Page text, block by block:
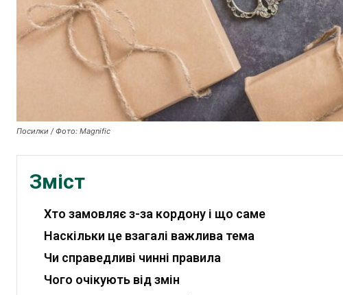
Посилки / Фото: Magnific
Зміст
Хто замовляє з-за кордону і що саме
Наскільки це взагалі важлива тема
Чи справедливі чинні правила
Чого очікують від змін